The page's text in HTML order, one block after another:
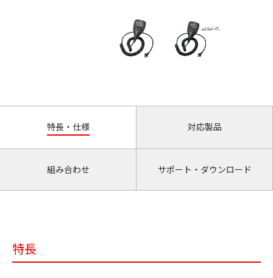
特長・仕様 対応製品
組み合わせ サポート・ダウンロード
特長